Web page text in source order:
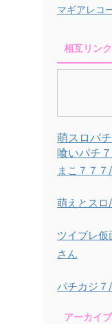
マギアレコ
相互リンク
萌スロパ
喰いパチ
まこ７７
萌えとスロ
ツイブレ
さん
パチカジ７
アーカイブ